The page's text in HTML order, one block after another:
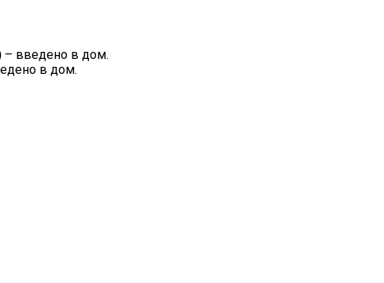
– введено в дом.
в дом.